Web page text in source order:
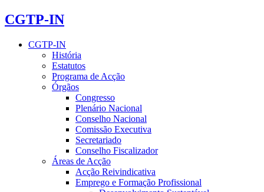
CGTP-IN
CGTP-IN
História
Estatutos
Programa de Acção
Órgãos
Congresso
Plenário Nacional
Conselho Nacional
Comissão Executiva
Secretariado
Conselho Fiscalizador
Áreas de Acção
Acção Reivindicativa
Emprego e Formação Profissional